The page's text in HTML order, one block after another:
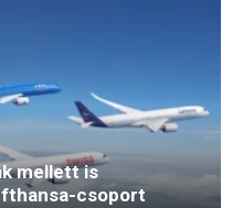
mellett is
csoport